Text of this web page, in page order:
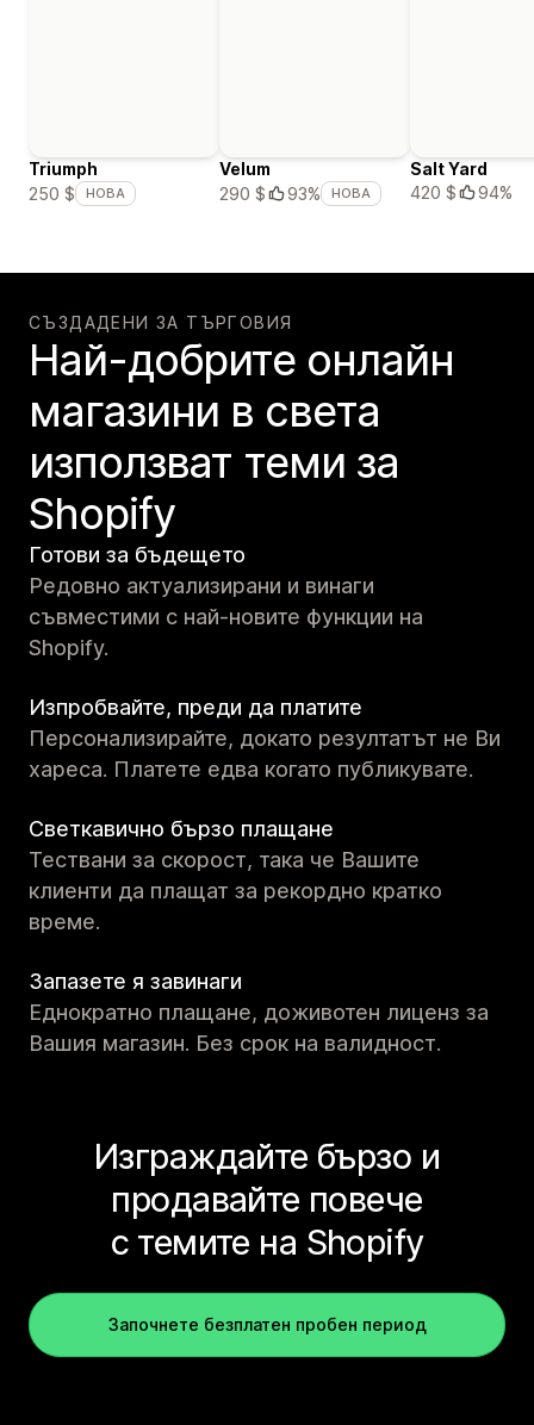
Triumph
250 $
НОВА
Velum
290 $
93% НОВА
Salt Yard
420 $
94%
СЪЗДАДЕНИ ЗА ТЪРГОВИЯ
Най-добрите онлайн
магазини в света
използват теми за
Shopify
Готови за бъдещето
Редовно актуализирани и винаги
съвместими с най-новите функции на
Shopify.
Изпробвайте, преди да платите
Персонализирайте, докато резултатът не Ви
хареса. Платете едва когато публикувате.
Светкавично бързо плащане
Тествани за скорост, така че Вашите
клиенти да плащат за рекордно кратко
време.
Запазете я завинаги
Еднократно плащане, доживотен лиценз за
Вашия магазин. Без срок на валидност.
Изграждайте бързо и
продавайте повече
с темите на Shopify
Започнете безплатен пробен период